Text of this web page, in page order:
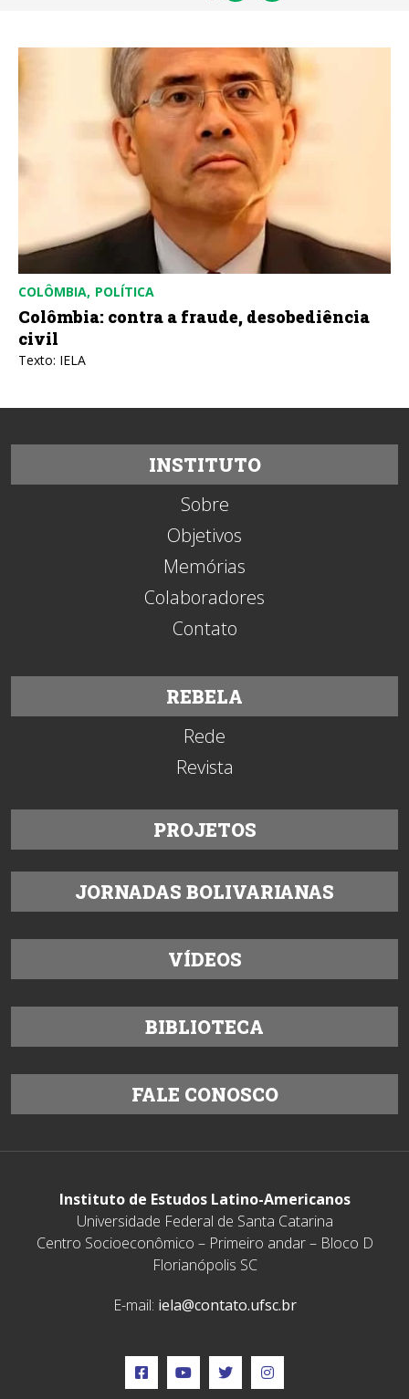
COLÔMBIA POLÍTICA
Colômbia: contra a fraude, desobediência
civil
Texto: IELA
INSTITUTO
Sobre
Objetivos
Memórias
Colaboradores
Contato
REBELA
Rede
Revista
PROJETOS
JORNADAS BOLIVARIANAS
VÍDEOS
BIBLIOTECA
FALE CONOSCO
Instituto de Estudos Latino-Americanos
Universidade Federal de Santa Catarina
Centro Socioeconômico – Primeiro andar – Bloco D
Florianópolis SC
E-mail: iela@contato.ufsc.br